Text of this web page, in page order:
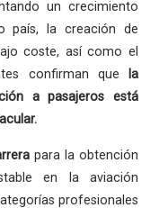
un crecimiento
país, la creación de
coste, así como el
confirman que
la
a pasajeros está
para la obtención
en la aviación
profesionales